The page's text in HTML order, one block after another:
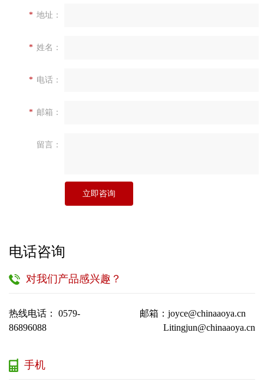
* 地址：
* 姓名：
* 电话：
* 邮箱：
留言：
立即咨询
电话咨询
对我们产品感兴趣？
热线电话： 0579-
86896088
邮箱：joyce@chinaaoya.cn
Litingjun@chinaaoya.cn
手机